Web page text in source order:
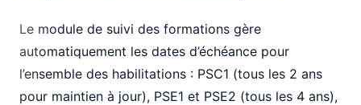
Le module de suivi des formations gère
automatiquement les dates d’échéance pour
l’ensemble des habilitations : PSC1 (tous les 2 ans
pour maintien à jour), PSE1 et PSE2 (tous les 4 ans),